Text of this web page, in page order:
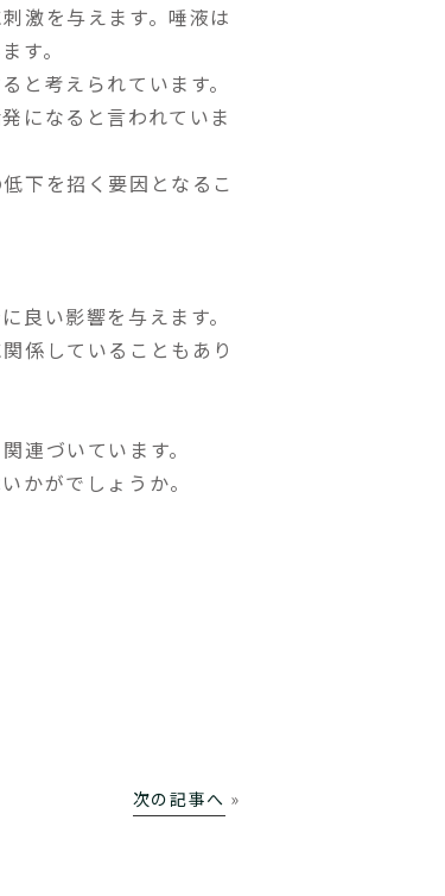
激を与えます。唾液は
す。
と考えられています。
になると言われていま
下を招く要因となるこ
良い影響を与えます。
係していることもあり
連づいています。
かがでしょうか。
次の記事へ »